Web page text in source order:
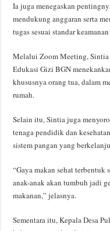
Ia juga menegaskan
mendukung anggaran serta
tugas sesuai standar
Melalui Zoom Meeting,
Edukasi Gizi BGN
khususnya orang tua, dalam
rumah.
Selain itu, Sintia juga
tenaga pendidik dan
sistem pangan yang
“Gaya makan sehat
anak-anak akan tumbuh jadi
makanan,” jelasnya.
Sementara itu, Kepala Desa